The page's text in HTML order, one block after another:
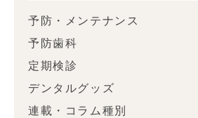
予防・メンテナンス
予防歯科
定期検診
デンタルグッズ
連載・コラム種別